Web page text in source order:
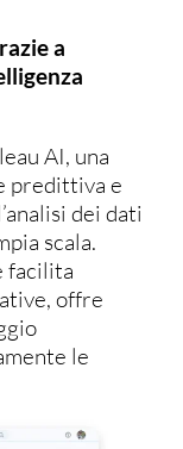
a
AI, una
predittiva e
dei dati
scala.
facilita
offre
le